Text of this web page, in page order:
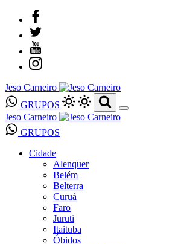
Jeso Carneiro
GRUPOS
Jeso Carneiro
GRUPOS
Cidade
Alenquer
Belém
Belterra
Curuá
Faro
Juruti
Itaituba
Óbidos